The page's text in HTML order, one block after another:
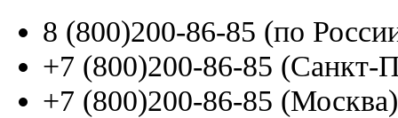
8 (800)200-86-85 (по
+7 (800)200-86-85 (Санкт-
+7 (800)200-86-85 (Москва)